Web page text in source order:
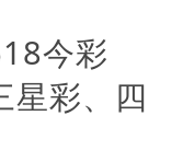
還在審
掉出裙底」
盡失
今彩
星彩、四